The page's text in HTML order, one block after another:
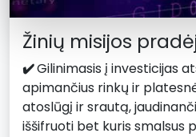
Žinių misijos
✔️Gilinimasis į investicijas
apimančius rinkų ir
atoslūgį ir srautą,
iššifruoti bet kuris smalsus